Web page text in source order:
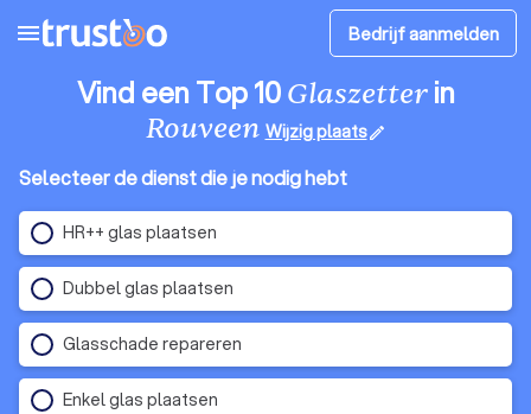
menu Bedrijf aanmelden
Vind een Top 10Glaszetterin
Rouveen Wijzig plaatsedit
Selecteer de dienst die je nodig hebt
HR++ glas plaatsen
Dubbel glas plaatsen
Glasschade repareren
Enkel glas plaatsen